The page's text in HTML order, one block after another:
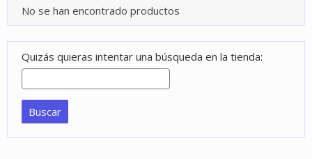
No se han encontrado productos
Quizás quieras intentar una búsqueda en la tienda: